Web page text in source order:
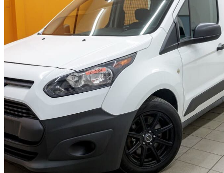
2017 Ford Transit Connect
Cargo XL LWB FWD with Rear Cargo Doors126 917 km
19 540 $ Affaire